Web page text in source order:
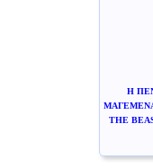
Η
ΜΑΓΕΜΕΝΑ
THE